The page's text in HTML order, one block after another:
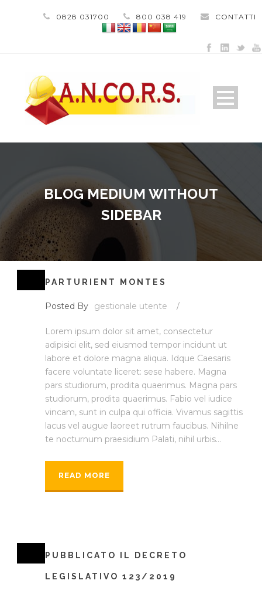
0828 031700 800 038 419 CONTATTI
BLOG MEDIUM WITHOUT
SIDEBAR
PARTURIENT MONTES
Posted By gestionale utente /
Lorem ipsum dolor sit amet, consectetur
adipisici elit, sed eiusmod tempor incidunt ut
labore et dolore magna aliqua. Idque Caesaris
facere voluntate liceret: sese habere. Magna
pars studiorum, prodita quaerimus. Magna pars
studiorum, prodita quaerimus. Fabio vel iudice
vincam, sunt in culpa qui officia. Vivamus sagittis
lacus vel augue laoreet rutrum faucibus. Nihilne
te nocturnum praesidium Palati, nihil urbis...
READ MORE
PUBBLICATO IL DECRETO
LEGISLATIVO 123/2019